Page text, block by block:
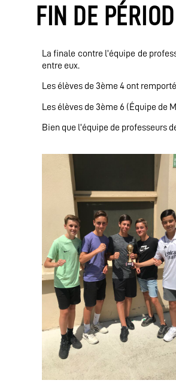
FIN DE
La finale contre l’équipe de
entre eux.
Les élèves de 3ème 4 ont
Les élèves de 3ème 6 (Équipe
Bien que l’équipe de professeurs